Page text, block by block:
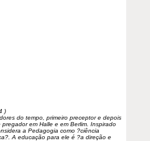
)
do tempo, primeiro preceptor e depois
em Halle e em Berlim. Inspirado
a Pedagogia como ?ciência
. A educação para ele é ?a direção e